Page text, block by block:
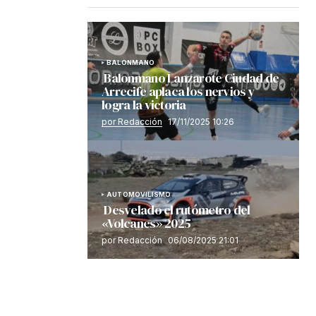
BALONMANO
Balonmano Lanzarote Ciudad de
Arrecife aplaca los nervios y
logra la victoria
por Redacción 17/11/2025 10:26
AUTOMOVILISMO
Desvelado el rutómetro del
«Volcanes» 2025
por Redacción 06/08/2025 21:01